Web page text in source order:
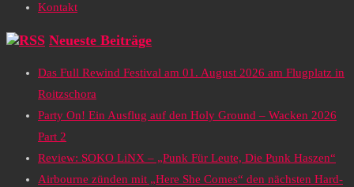
Kontakt
Neueste Beiträge
Das Full Rewind Festival am 01. August 2026 am Flugplatz in
Roitzschora
Party On! Ein Ausflug auf den Holy Ground – Wacken 2026
Part 2
Review: SOKO LiNX – „Punk Für Leute, Die Punk Haszen“
Airbourne zünden mit „Here She Comes“ den nächsten Hard-